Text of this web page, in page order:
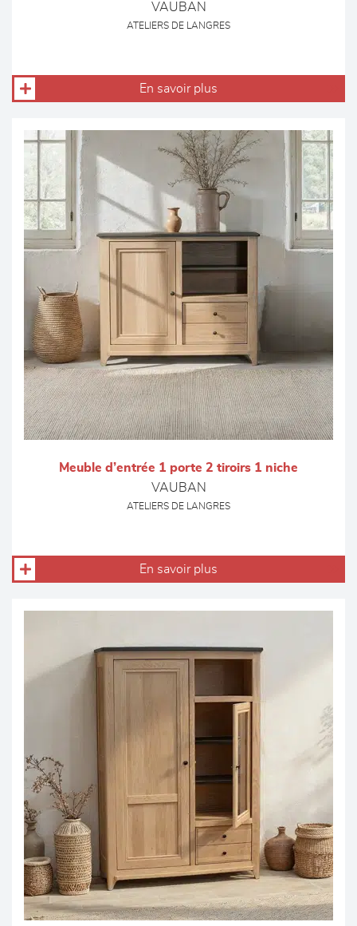
VAUBAN
ATELIERS DE LANGRES
En savoir plus
Meuble d’entrée 1 porte 2 tiroirs 1 niche
VAUBAN
ATELIERS DE LANGRES
En savoir plus